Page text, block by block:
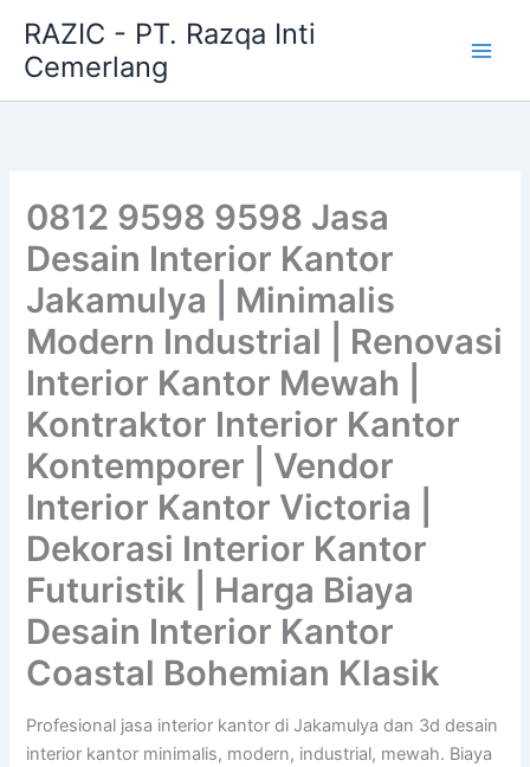
content
RAZIC - PT. Razqa Inti
Cemerlang
0812 9598 9598 Jasa
Desain Interior Kantor
Jakamulya | Minimalis
Modern Industrial | Renovasi
Interior Kantor Mewah |
Kontraktor Interior Kantor
Kontemporer | Vendor
Interior Kantor Victoria |
Dekorasi Interior Kantor
Futuristik | Harga Biaya
Desain Interior Kantor
Coastal Bohemian Klasik
Profesional jasa interior kantor di Jakamulya dan 3d desain
interior kantor minimalis, modern, industrial, mewah. Biaya